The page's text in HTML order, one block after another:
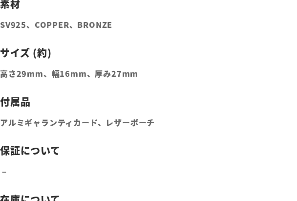
SV925、COPPER、BRONZE
高さ29mm、幅16mm、厚み27mm
アルミギャランティカード、レザーポーチ